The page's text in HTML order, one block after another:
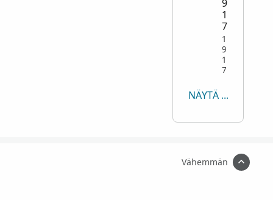
9
1
7
1
9
1
7
NÄYTÄ KAIKKI
Vähemmän